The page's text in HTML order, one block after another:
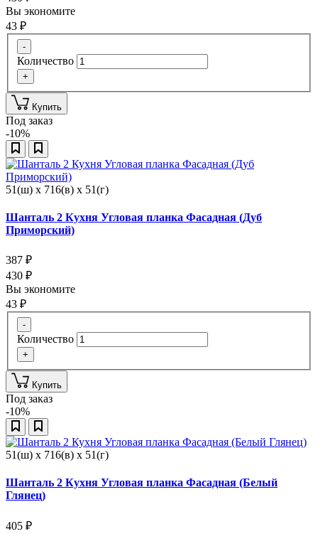
Вы экономите
43 ₽
-
Количество
+
Купить
Под заказ
-10%
51(ш) x 716(в) x 51(г)
Шанталь 2 Кухня Угловая планка Фасадная (Дуб
Приморский)
387 ₽
430 ₽
Вы экономите
43 ₽
-
Количество
+
Купить
Под заказ
-10%
51(ш) x 716(в) x 51(г)
Шанталь 2 Кухня Угловая планка Фасадная (Белый
Глянец)
405 ₽